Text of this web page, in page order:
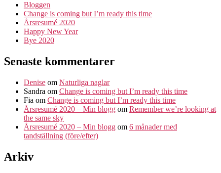
Bloggen
Change is coming but I’m ready this time
Årsresumé 2020
Happy New Year
Bye 2020
Senaste kommentarer
Denise om Naturliga naglar
Sandra om Change is coming but I’m ready this time
Fia om Change is coming but I’m ready this time
Årsresumé 2020 – Min blogg om Remember we’re looking at
the same sky
Årsresumé 2020 – Min blogg om 6 månader med
tandställning (före/efter)
Arkiv